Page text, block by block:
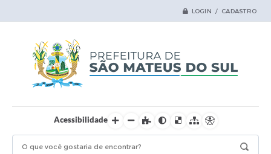
LOGIN / CADASTRO
Acessibilidade